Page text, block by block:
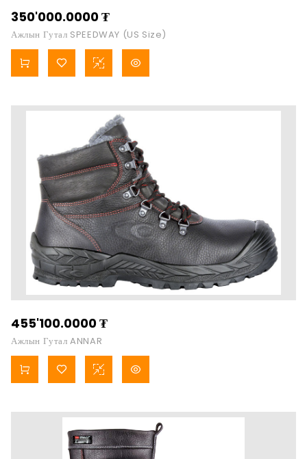
350'000.0000₮
Ажлын Гутал SPEEDWAY (US Size)
455'100.0000₮
Ажлын Гутал ANNAR